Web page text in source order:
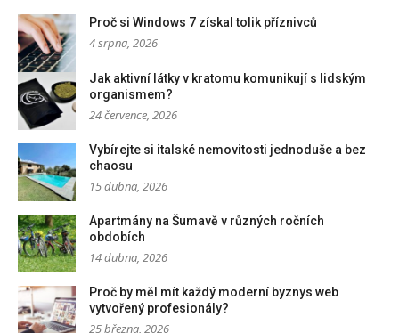
Proč si Windows 7 získal tolik příznivců
4 srpna, 2026
Jak aktivní látky v kratomu komunikují s lidským
organismem?
24 července, 2026
Vybírejte si italské nemovitosti jednoduše a bez
chaosu
15 dubna, 2026
Apartmány na Šumavě v různých ročních
obdobích
14 dubna, 2026
Proč by měl mít každý moderní byznys web
vytvořený profesionály?
25 března, 2026